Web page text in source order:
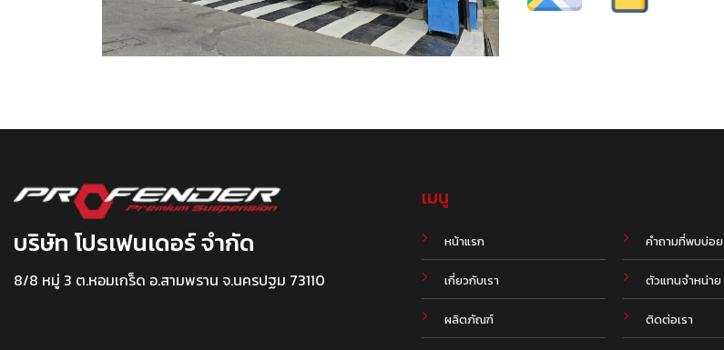
บริษัท โปรเฟนเดอร์ จำกัด
8/8 หมู่ 3 ต.หอมเกร็ด อ.สามพราน จ.นครปฐม 73110
เมนู
หน้าแรก
เกี่ยวกับเรา
ผลิตภัณฑ์
คำถามที่พบบ่อย
ตัวแทนจำหน่าย
ติดต่อเรา